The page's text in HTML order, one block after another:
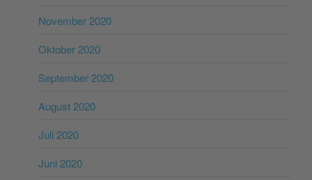
November 2020
Oktober 2020
September 2020
August 2020
Juli 2020
Juni 2020